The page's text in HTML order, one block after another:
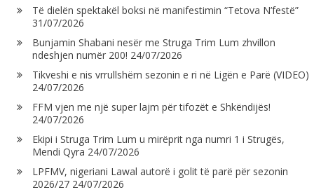
Të dielën spektakël boksi në manifestimin “Tetova N’festë”
31/07/2026
Bunjamin Shabani nesër me Struga Trim Lum zhvillon
ndeshjen numër 200! 24/07/2026
Tikveshi e nis vrrullshëm sezonin e ri në Ligën e Parë (VIDEO)
24/07/2026
FFM vjen me një super lajm për tifozët e Shkëndijës!
24/07/2026
Ekipi i Struga Trim Lum u mirëprit nga numri 1 i Strugës,
Mendi Qyra 24/07/2026
LPFMV, nigeriani Lawal autorë i golit të parë për sezonin
2026/27 24/07/2026